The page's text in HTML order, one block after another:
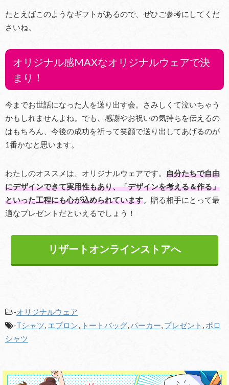
たとえばこのようなギフトがあるので、ぜひご参考にしてくだ
さいね。
オリジナル感MAXなオリジナルウェアで決
まり！
今までお世話になった人を送り出す会。さみしくて泣いちゃう
かもしれませんよね。でも、感謝やお祝いの気持ちを伝えるの
はもちろん、今後の成功を祈って笑顔で送り出してあげるのが
1番かなと思います。
わたしのオススメは、オリジナルウェアです。 自分たちで自由
にデザインできて実用性もあり、「デザインを考える＆作る」
といった工程にも心が込められています。贈る相手にとって最
適なプレゼントだといえるでしょう！
リザートオンラインストアへ
-オリジナルウェア
-Tシャツ, エプロン, トートバッグ,パーカー, プレゼント , ポロ
シャツ